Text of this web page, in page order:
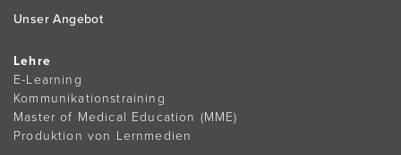
Unser Angebot
Lehre
E-Learning
Kommunikationstraining
Master of Medical Education (MME)
Produktion von Lernmedien